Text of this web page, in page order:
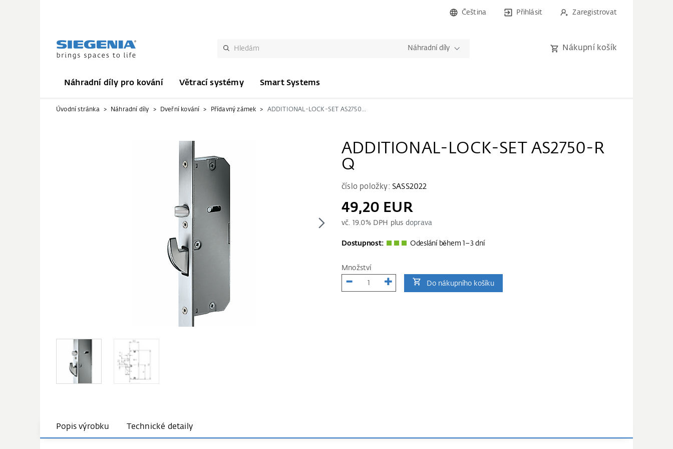
Čeština Přihlásit Zaregistrovat
Náhradní díly Nákupní košík
Náhradní díly pro kování Větrací systémy Smart Systems
Úvodní stránka Náhradní díly Dveřní kování Přídavný zámek ADDITIONAL-LOCK-SET AS2750-R Q
ADDITIONAL-LOCK-SET AS2750-R
Q
číslo položky: SASS2022
49,20 EUR
vč. 19.0% DPH plus doprava
Dostupnost: Odeslání během 1–3 dní
Množství
Do nákupního košíku
Popis výrobku Technické detaily